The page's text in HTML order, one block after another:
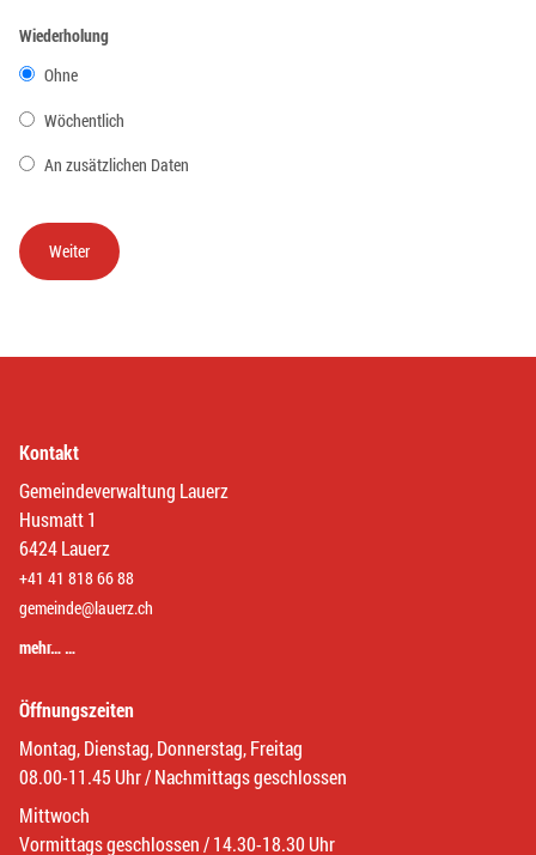
Wiederholung
Ohne
Wöchentlich
An zusätzlichen Daten
Kontakt
Gemeindeverwaltung Lauerz
Husmatt 1
6424 Lauerz
+41 41 818 66 88
gemeinde@lauerz.ch
mehr… …
Öffnungszeiten
Montag, Dienstag, Donnerstag, Freitag
08.00-11.45 Uhr / Nachmittags geschlossen
Mittwoch
Vormittags geschlossen / 14.30-18.30 Uhr